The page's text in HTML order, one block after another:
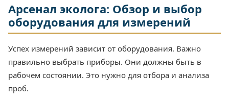
Арсенал эколога: Обзор и выбор
оборудования для измерений
Успех измерений зависит от оборудования. Важно
правильно выбрать приборы. Они должны быть в
рабочем состоянии. Это нужно для отбора и анализа
проб.